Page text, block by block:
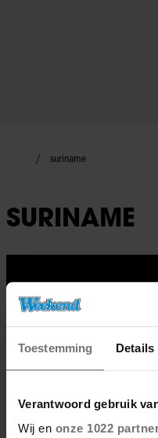
Toestemming Details
Verantwoord gebruik
Wij en onze 1022
suriname
SURINAME